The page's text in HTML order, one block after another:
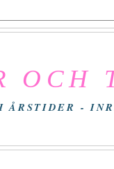
OCH
ÅRSTIDER -